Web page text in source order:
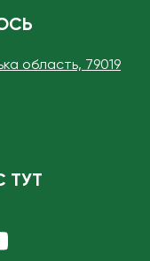
область, 79019
ТУТ